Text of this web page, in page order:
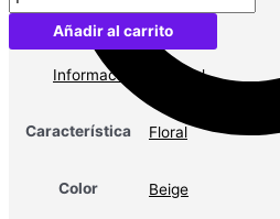
57941
cantidadAñadir al carrito
Información adicional
Característica Floral
Color Beige